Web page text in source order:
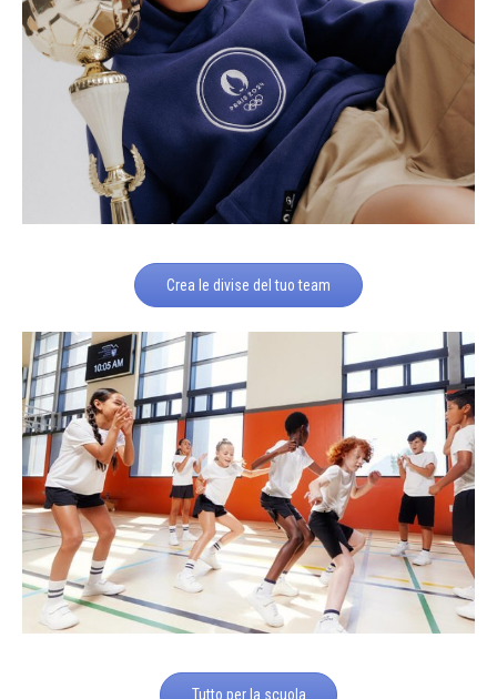
Crea le divise del tuo team
Tutto per la scuola